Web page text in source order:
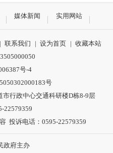
媒体新闻 实用网站
| 联系我们 | 设为首页 | 收藏本站
号-4
号
行政中心交通科研楼D栋8-9层
22579359
投诉电话：0595-22579359
政府主办